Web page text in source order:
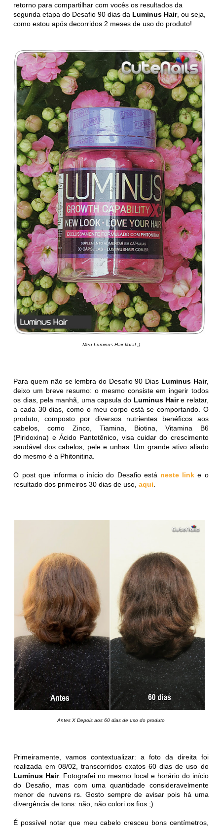
retorno para compartilhar com vocês os resultados da
segunda etapa do Desafio 90 dias da Luminus Hair, ou seja,
como estou após decorridos 2 meses de uso do produto!
Meu Luminus Hair floral ;)
Para quem não se lembra do Desafio 90 Dias Luminus Hair,
deixo um breve resumo: o mesmo consiste em ingerir todos
os dias, pela manhã, uma capsula do Luminus Haire relatar,
a cada 30 dias, como o meu corpo está se comportando. O
produto, composto por diversos nutrientes benéficos aos
cabelos, como Zinco, Tiamina, Biotina, Vitamina B6
(Piridoxina) e Ácido Pantotênico, visa cuidar do crescimento
saudável dos cabelos, pele e unhas. Um grande ativo aliado
do mesmo é a Phitonitina.
O post que informa o início do Desafio está neste link e o
resultado dos primeiros 30 dias de uso,aqui.
Antes X Depois aos 60 dias de uso do produto
Primeiramente, vamos contextualizar: a foto da direita foi
realizada em 08/02, transcorridos exatos 60 dias de uso do
Luminus Hair. Fotografei no mesmo local e horário do início
do Desafio, mas com uma quantidade consideravelmente
menor de nuvens rs. Gosto sempre de avisar pois há uma
divergência de tons: não, não colori os fios ;)
É possível notar que meu cabelo cresceu bons centímetros,